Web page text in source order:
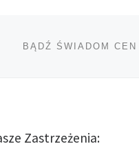
BĄDŹ ŚWIADOM
Zastrzeżenia: